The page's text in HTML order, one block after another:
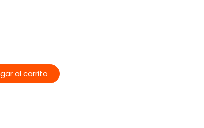
al carrito